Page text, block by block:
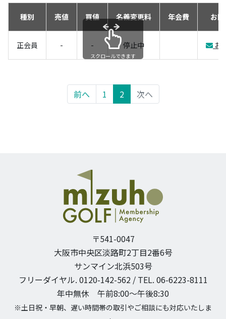
種別 売値 買値 名義変更料 年会費 お
正会員 - - 停止中 お
スクロールできます
前へ 1 2 次へ
〒541-0047
大阪市中央区淡路町2丁目2番6号
サンマイン北浜503号
フリーダイヤル. 0120-142-562 / TEL. 06-6223-8111
年中無休 午前8:00〜午後8:30
※土日祝・早朝、遅い時間帯の取引やご相談にも対応いたしま